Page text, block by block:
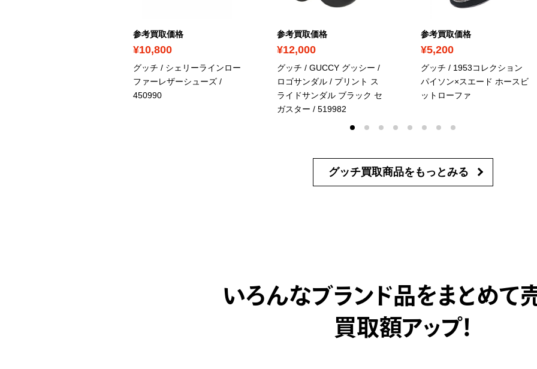
参考買取価格
¥10,800
グッチ / シェリーラインロー
ファーレザーシューズ /
450990
参考買取価格
¥12,000
グッチ / GUCCY グッシー /
ロゴサンダル / プリント ス
ライドサンダル ブラック セ
ガスター / 519982
参考買取価格
¥5,200
グッチ / 1953コレクション
パイソン×スエード ホースビ
ットローファ
グッチ買取商品を もっとみる
いろんなブランド品をまとめて
買取額アップ！